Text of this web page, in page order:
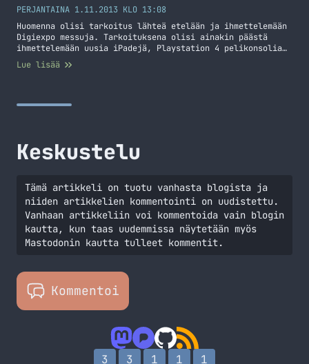
PERJANTAINA 1.11.2013 KLO 13:08
Huomenna olisi tarkoitus lähteä etelään ja ihmettelemään
Digiexpo messuja. Tarkoituksena olisi ainakin päästä
ihmettelemään uusia iPadejä, Playstation 4 pelikonsolia
sekä Xbox One konsolia. Tietty Nokian ständillä pitää
käydä katselemassa Lumioita. Saa nähdä mitä muuta tulee
Twitter -widgetti,… Jatka lukemista Digiexpo 2013
Lue lisää
Keskustelu
Tämä artikkeli on tuotu vanhasta blogista ja
niiden artikkelien kommentointi on uudistettu.
Vanhaan artikkeliin voi kommentoida vain blogin
kautta, kun taas uudemmissa näytetään myös
Mastodonin kautta tulleet kommentit.
Kommentoi
3 3 1 1 1